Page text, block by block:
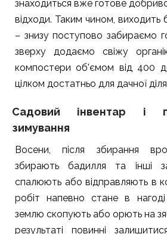
знаходиться вже готове
відходи. Таким чином, виходить
– знизу поступово забираємо
зверху додаємо свіжу
компостери об'ємом від 400
цілком достатньо для дачної
Садовий інвентар і
зимування
Восени, після збирання
збирають бадилля та інші
спалюють або відправляють в
робіт напевно стане в
землю скопують або орють на
результаті повинні